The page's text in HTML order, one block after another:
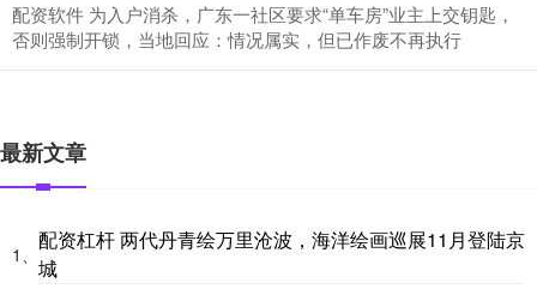
配资软件 为入户消杀，广东一社区要求“单车房”业主上交钥匙，
否则强制开锁，当地回应：情况属实，但已作废不再执行
最新文章
1、
配资杠杆 两代丹青绘万里沧波，海洋绘画巡展11月登陆京
城